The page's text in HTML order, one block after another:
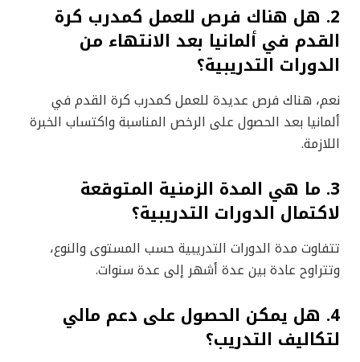
2. هل هناك فرص للعمل كمدرب كرة
القدم في ألمانيا بعد الانتهاء من
الدورات التدريبية؟
نعم، هناك فرص عديدة للعمل كمدرب كرة القدم في
ألمانيا بعد الحصول على الرخص المناسبة واكتساب الخبرة
اللازمة.
3. ما هي المدة الزمنية المتوقعة
لاكتمال الدورات التدريبية؟
تتفاوت مدة الدورات التدريبية حسب المستوى والنوع،
وتتراوح عادة بين عدة أشهر إلى عدة سنوات.
4. هل يمكن الحصول على دعم مالي
لتكاليف التدريب؟